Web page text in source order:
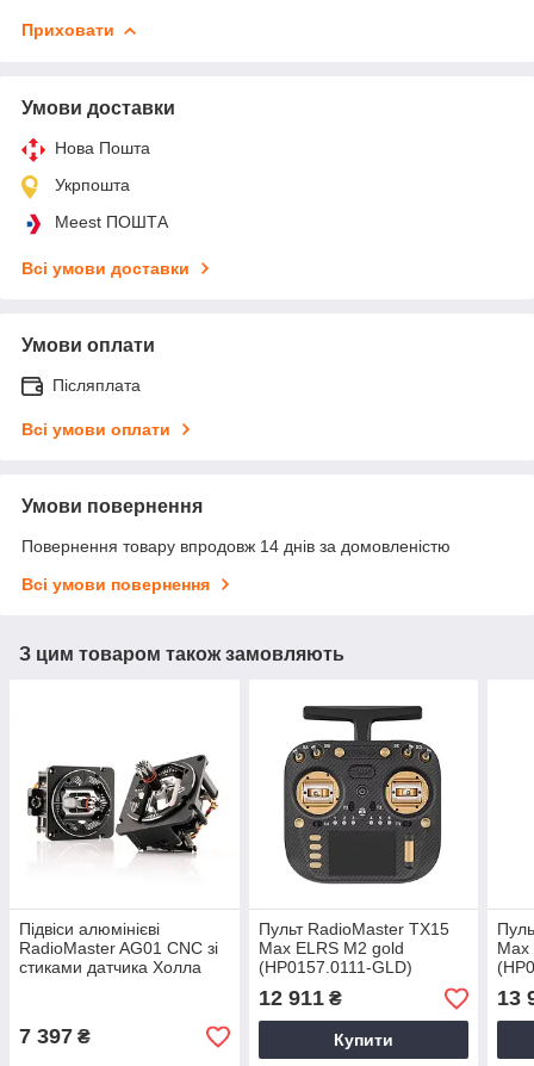
Приховати
Умови доставки
Нова Пошта
Укрпошта
Meest ПОШТА
Всі умови доставки
Умови оплати
Післяплата
Всі умови оплати
Умови повернення
Повернення товару впродовж 14 днів за домовленістю
Всі умови повернення
З цим товаром також замовляють
Підвіси алюмінієві
RadioMaster AG01 CNC зі
стиками датчика Холла
7 397 ₴
Пульт RadioMaster TX15
Max ELRS M2 gold
(HP0157.0111-GLD)
12 911₴
Купити
Max
13